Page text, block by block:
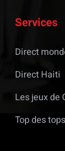
Services
Direct
Direct Haiti
Les jeux de
Top des tops